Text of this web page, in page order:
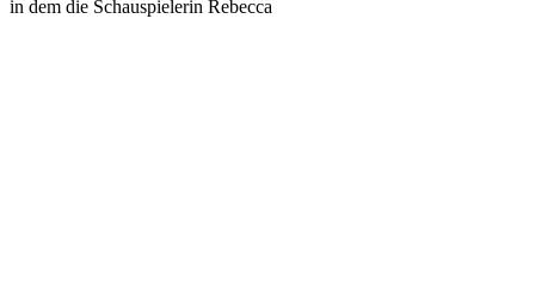
in dem die Schauspielerin Rebecca